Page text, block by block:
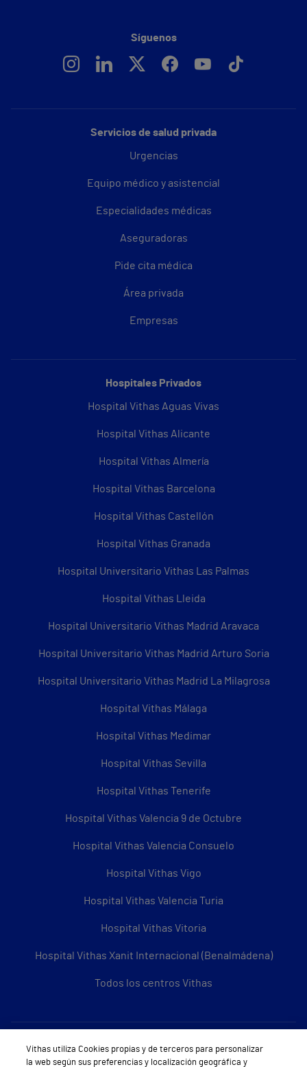
Servicios de salud privada
Urgencias
Equipo médico y asistencial
Especialidades médicas
Aseguradoras
Pide cita médica
Área privada
Empresas
Hospitales Privados
Hospital Vithas Aguas Vivas
Hospital Vithas Alicante
Hospital Vithas Almería
Hospital Vithas Barcelona
Hospital Vithas Castellón
Hospital Vithas Granada
Hospital Universitario Vithas Las Palmas
Hospital Vithas Lleida
Hospital Universitario Vithas Madrid Aravaca
Hospital Universitario Vithas Madrid Arturo Soria
Hospital Universitario Vithas Madrid La Milagrosa
Hospital Vithas Málaga
Hospital Vithas Medimar
Hospital Vithas Sevilla
Hospital Vithas Tenerife
Hospital Vithas Valencia 9 de Octubre
Hospital Vithas Valencia Consuelo
Hospital Vithas Vigo
Hospital Vithas Valencia Turia
Hospital Vithas Vitoria
Hospital Vithas Xanit Internacional (Benalmádena)
Todos los centros Vithas
Sobre Vithas
Síguenos
Vithas utiliza Cookies propias y de terceros para personalizar
la web según sus preferencias y localización geográfica y